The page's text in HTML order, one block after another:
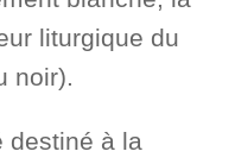
liturgique du
noir).
destiné à la